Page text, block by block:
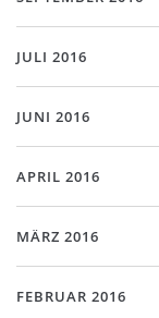
JULI 2016
JUNI 2016
APRIL 2016
MÄRZ 2016
FEBRUAR 2016